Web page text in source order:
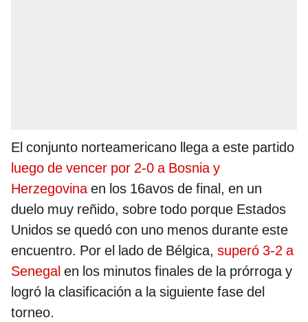
El conjunto norteamericano llega a este partido
luego de vencer por 2-0 a Bosnia y
Herzegovinaen los 16avos de final, en un
duelo muy reñido, sobre todo porque Estados
Unidos se quedó con uno menos durante este
encuentro. Por el lado de Bélgica, superó 3-2 a
Senegal en los minutos finales de la prórroga y
logró la clasificación a la siguiente fase del
torneo.